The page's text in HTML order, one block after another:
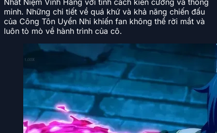
Nhất Niệm Vĩnh Hằng với tính cách kiên cường và thông
minh. Những chi tiết về quá khứ và khả năng chiến đấu
của Công Tôn Uyển Nhi khiến fan không thể rời mắt và
luôn tò mò về hành trình của cô.